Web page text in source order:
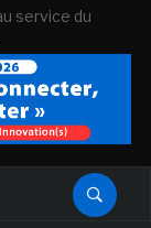
service du